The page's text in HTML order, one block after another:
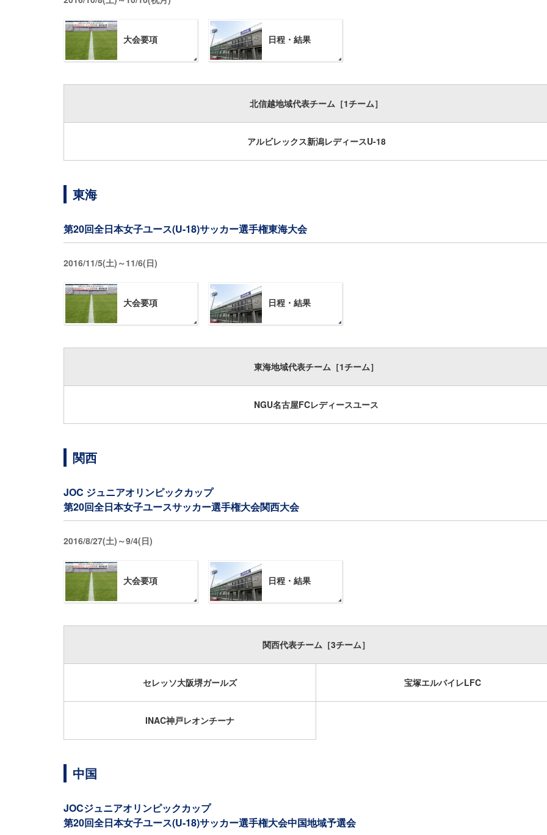
大会要項 日程・結果
北信越地域代表チーム［1チーム］
アルビレックス新潟レディースU-18
東海
第20回全日本女子ユース(U-18)サッカー選手権東海大会
2016/11/5(土)～11/6(日)
大会要項 日程・結果
東海地域代表チーム［1チーム］
NGU名古屋FCレディースユース
関西
JOC ジュニアオリンピックカップ
第20回全日本女子ユースサッカー選手権大会関西大会
2016/8/27(土)～9/4(日)
大会要項 日程・結果
関西代表チーム［3チーム］
セレッソ大阪堺ガールズ 宝塚エルバイレLFC
INAC神戸レオンチーナ
中国
JOCジュニアオリンピックカップ
第20回全日本女子ユース(U-18)サッカー選手権大会中国地域予選会